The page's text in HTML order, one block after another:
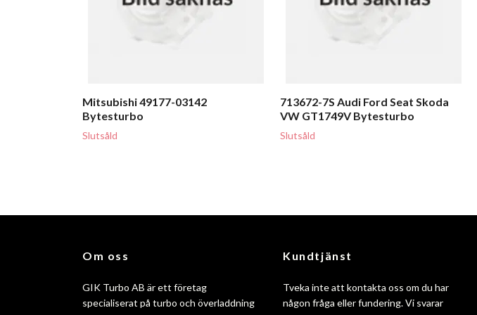
Mitsubishi 49177-03142
Bytesturbo
Slutsåld
713672-7S Audi Ford Seat Skoda
VW GT1749V Bytesturbo
Slutsåld
Om oss
GIK Turbo AB är ett företag
specialiserat på turbo och överladdning
Kundtjänst
Tveka inte att kontakta oss om du har
någon fråga eller fundering. Vi svarar